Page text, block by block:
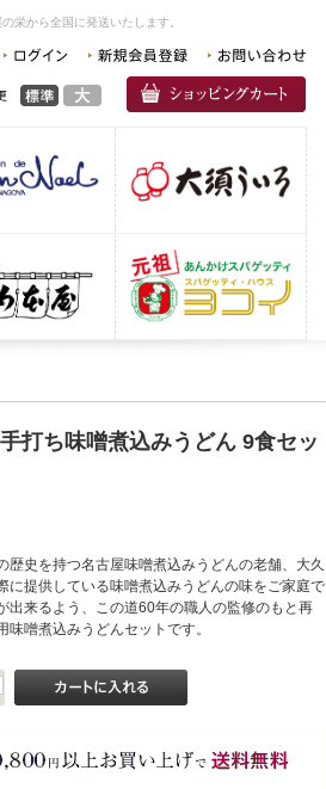
栄から全国に発送いたします。
打ち味噌煮込みうどん 9食セッ
歴史を持つ名古屋味噌煮込みうどんの老舗、大久
に提供している味噌煮込みうどんの味をご家庭で
出来るよう、この道60年の職人の監修のもと再
味噌煮込みうどんセットです。